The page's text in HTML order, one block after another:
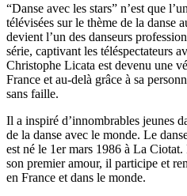
“Danse avec les stars” n’est que
télévisées sur le thème de la danse
devient l’un des danseurs
série, captivant les téléspectateurs
Christophe Licata est devenu une
France et au-delà grâce à sa
sans faille.
Il a inspiré d’innombrables jeunes
de la danse avec le monde. Le
est né le 1er mars 1986 à La
son premier amour, il participe et
en France et dans le monde.